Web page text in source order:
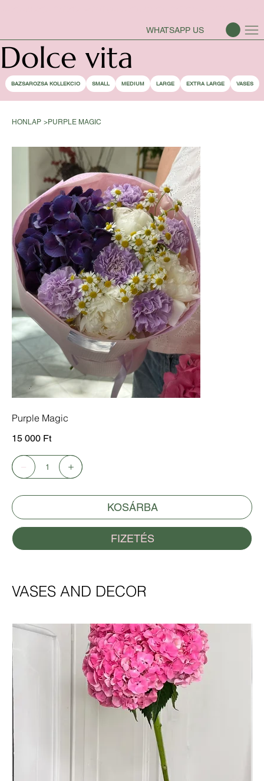
WHATSAPP US
Dolce vita
BAZSAROZSA KOLLEKCIO SMALL MEDIUM LARGE EXTRA LARGE VASES
HONLAP >PURPLE MAGIC
Purple Magic
15 000 Ft
KOSÁRBA
FIZETÉS
VASES AND DECOR